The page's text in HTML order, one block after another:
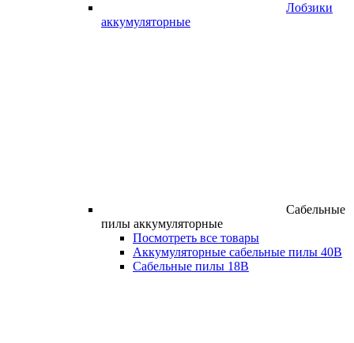
Лобзики
аккумуляторные
Сабельные
пилы аккумуляторные
Посмотреть все товары
Аккумуляторные сабельные пилы 40В
Сабельные пилы 18В